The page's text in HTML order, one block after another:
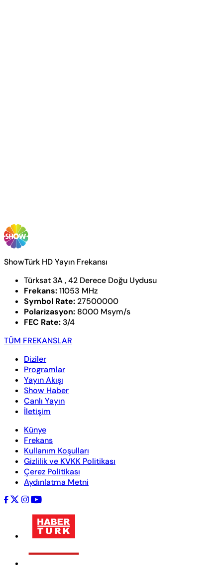
ShowTürk HD Yayın Frekansı
Türksat 3A , 42 Derece Doğu Uydusu
Frekans:11053 MHz
Symbol Rate: 27500000
Polarizasyon: 8000 Msym/s
FEC Rate: 3/4
TÜM FREKANSLAR
Diziler
Programlar
Yayın Akışı
Show Haber
Canlı Yayın
İletişim
Künye
Frekans
Kullanım Koşulları
Gizlilik ve KVKK Politikası
Çerez Politikası
Aydınlatma Metni